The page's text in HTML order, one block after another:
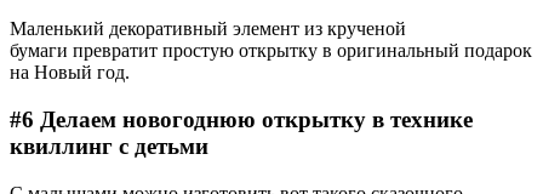
Маленький декоративный элемент из крученой
бумаги превратит простую открытку в оригинальный подарок
на Новый год.
#6 Делаем новогоднюю открытку в технике
квиллинг с детьми